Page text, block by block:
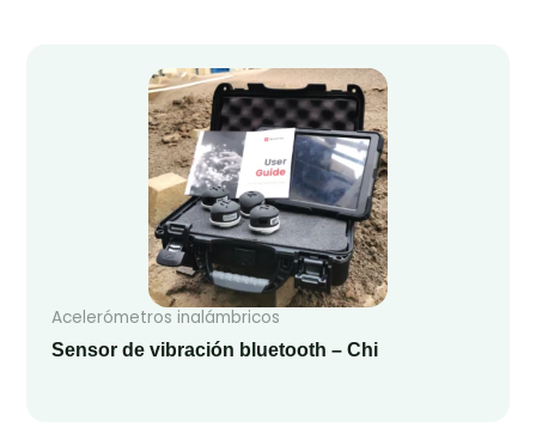
Acelerómetros inalámbricos
Sensor de vibración bluetooth – Chi